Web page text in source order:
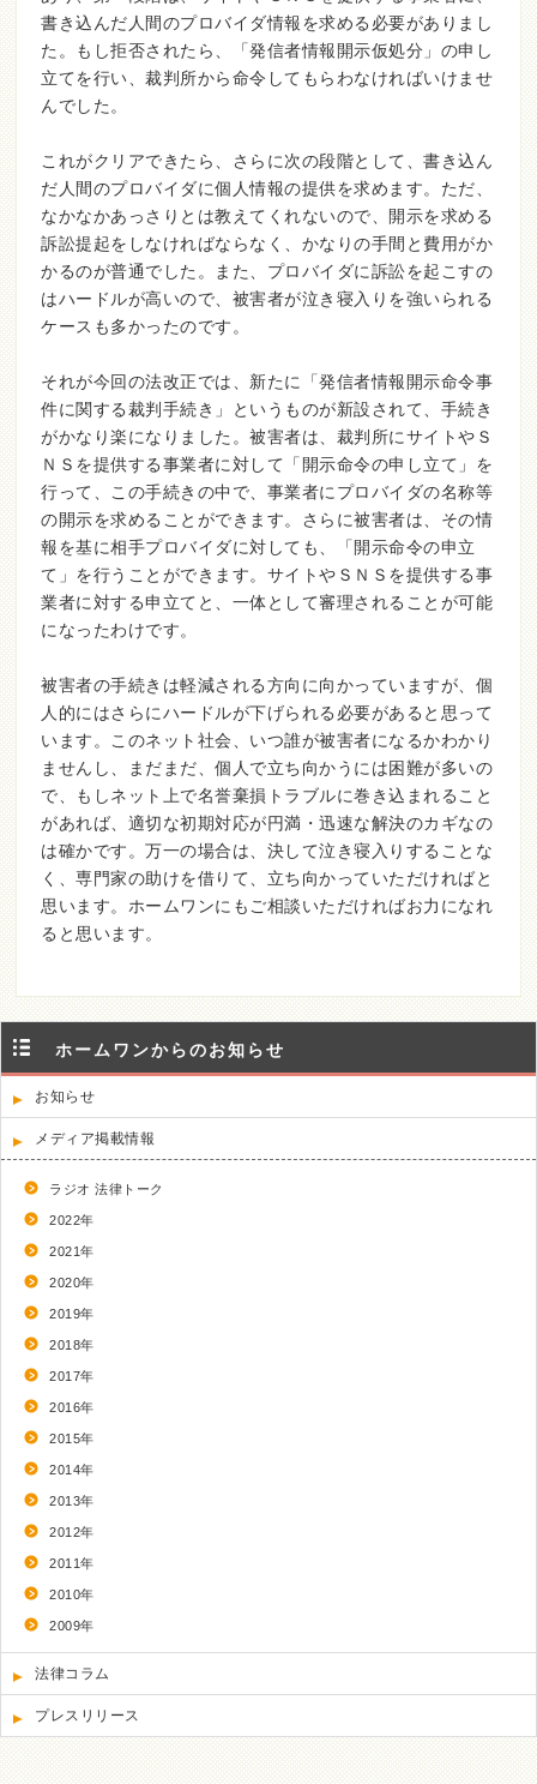
書き込んだ人間のプロバイダ情報を求める必要がありまし
た。もし拒否されたら、「発信者情報開示仮処分」の申し
立てを行い、裁判所から命令してもらわなければいけませ
んでした。
これがクリアできたら、さらに次の段階として、書き込ん
だ人間のプロバイダに個人情報の提供を求めます。ただ、
なかなかあっさりとは教えてくれないので、開示を求める
訴訟提起をしなければならなく、かなりの手間と費用がか
かるのが普通でした。また、プロバイダに訴訟を起こすの
はハードルが高いので、被害者が泣き寝入りを強いられる
ケースも多かったのです。
それが今回の法改正では、新たに「発信者情報開示命令事
件に関する裁判手続き」というものが新設されて、手続き
がかなり楽になりました。被害者は、裁判所にサイトやＳ
ＮＳを提供する事業者に対して「開示命令の申し立て」を
行って、この手続きの中で、事業者にプロバイダの名称等
の開示を求めることができます。さらに被害者は、その情
報を基に相手プロバイダに対しても、「開示命令の申立
て」を行うことができます。サイトやＳＮＳを提供する事
業者に対する申立てと、一体として審理されることが可能
になったわけです。
被害者の手続きは軽減される方向に向かっていますが、個
人的にはさらにハードルが下げられる必要があると思って
います。このネット社会、いつ誰が被害者になるかわかり
ませんし、まだまだ、個人で立ち向かうには困難が多いの
で、もしネット上で名誉棄損トラブルに巻き込まれること
があれば、適切な初期対応が円満・迅速な解決のカギなの
は確かです。万一の場合は、決して泣き寝入りすることな
く、専門家の助けを借りて、立ち向かっていただければと
思います。ホームワンにもご相談いただければお力になれ
ると思います。
ホームワンからのお知らせ
お知らせ
メディア掲載情報
ラジオ 法律トーク
2022年
2021年
2020年
2019年
2018年
2017年
2016年
2015年
2014年
2013年
2012年
2011年
2010年
2009年
法律コラム
プレスリリース